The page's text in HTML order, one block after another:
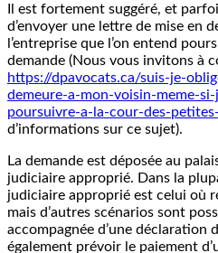
Il est fortement suggéré, et
d’envoyer une lettre de mise en
l’entreprise que l’on entend
demande (Nous vous invitons à
https://dpavocats.ca/suis-je-
demeure-a-mon-voisin-meme-
poursuivre-a-la-cour-des-
d’informations sur ce sujet).
La demande est déposée au
judiciaire approprié. Dans la
judiciaire approprié est celui où
mais d’autres scénarios sont
accompagnée d’une déclaration
également prévoir le paiement